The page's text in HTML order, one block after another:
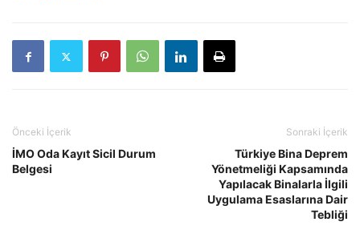
Önceki İçerik
İMO Oda Kayıt Sicil Durum
Belgesi
Sonraki İçerik
Türkiye Bina Deprem
Yönetmeliği Kapsamında
Yapılacak Binalarla İlgili
Uygulama Esaslarına Dair
Tebliği